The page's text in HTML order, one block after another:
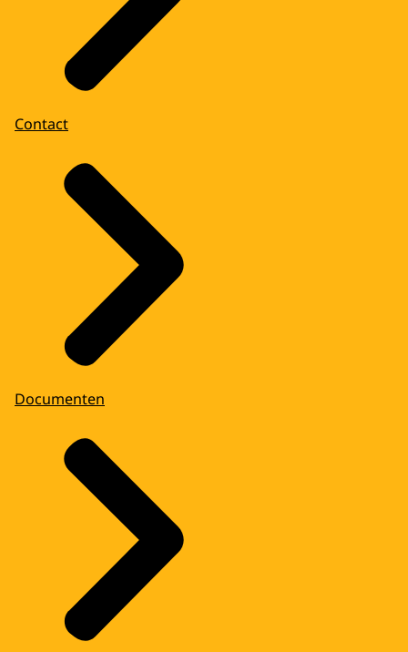
Contact
Documenten